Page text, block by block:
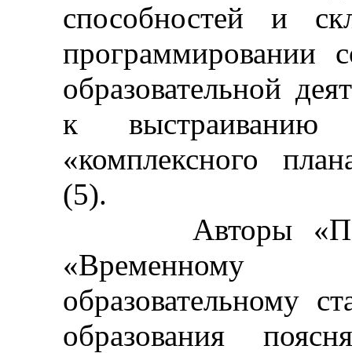
способностей и
программировании
образовательной
к
«комплексного
(5).
Авторы
«Временному
образовательному
образования